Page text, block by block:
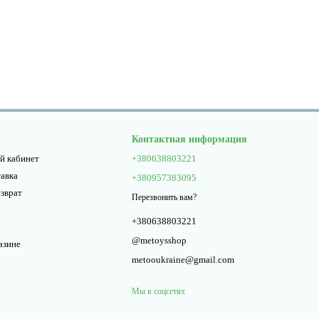
кабинет
Контактная информация
+380638803221
+380957383095
Перезвонить вам?
+380638803221
@metoysshop
metooukraine@gmail.com
Мы в соцсетях